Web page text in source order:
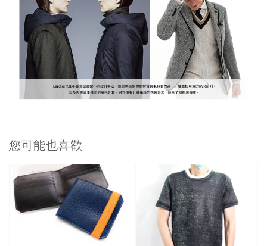
您可能也喜歡